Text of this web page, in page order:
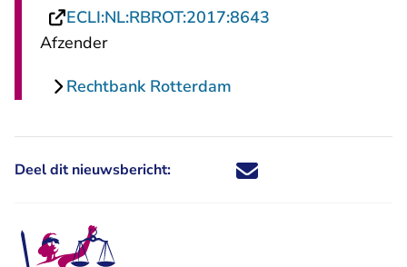
ECLI:NL:RBROT:2017:8643
Afzender
Rechtbank Rotterdam
Deel dit nieuwsbericht: Deel dit nieuwsbericht via X -
Deel dit nieuwsbericht via
Deel dit nieuwsbericht
Deel dit